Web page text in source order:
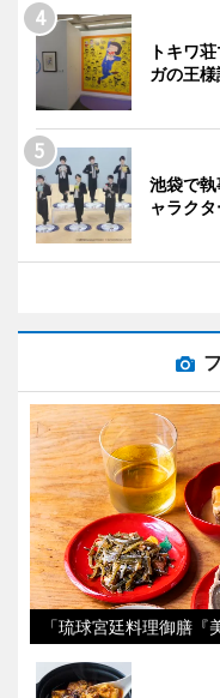
トキワ
ガの王様
池袋で
ャラク
「琉球宮廷料理御膳『